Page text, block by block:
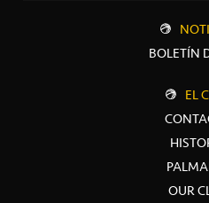
BOLETÍN
EL
OUR